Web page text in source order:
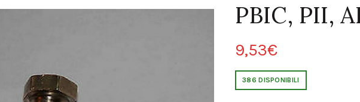
PBIC, PII,
9,53€
386 DISPONIBILI